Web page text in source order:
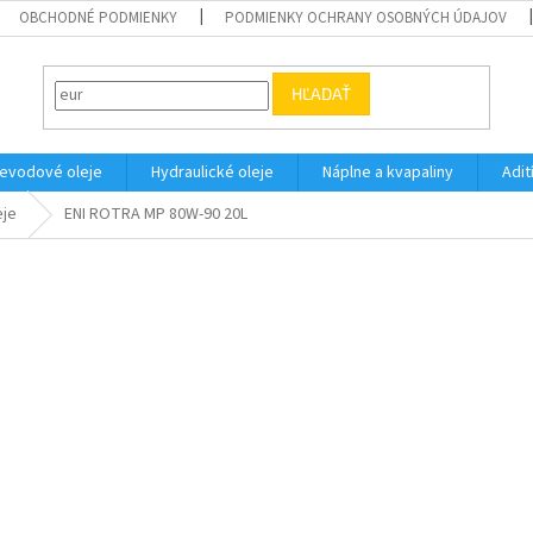
OBCHODNÉ PODMIENKY PODMIENKY OCHRANY OSOBNÝCH ÚDAJOV
HĽADAŤ
oleje Hydraulické oleje Náplne a kvapaliny
ENI ROTRA MP 80W-90 20L